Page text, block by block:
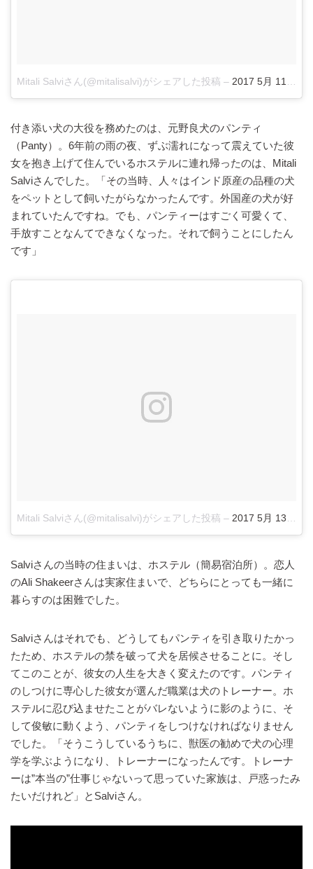
Mitali Salviさん(@mitalisalvi)がシェアした投稿 – 2017 5月 11
付き添い犬の大役を務めたのは、元野良犬のパンティ
（Panty）。6年前の雨の夜、ずぶ濡れになって震えていた彼
女を抱き上げて住んでいるホステルに連れ帰ったのは、Mitali
Salviさんでした。「その当時、人々はインド原産の品種の犬
をペットとして飼いたがらなかったんです。外国産の犬が好
まれていたんですね。でも、パンティーはすごく可愛くて、
手放すことなんてできなくなった。それで飼うことにしたん
です」
Mitali Salviさん(@mitalisalvi)がシェアした投稿 – 2017 5月 13
Salviさんの当時の住まいは、ホステル（簡易宿泊所）。恋人
のAli Shakeerさんは実家住まいで、どちらにとっても一緒に
暮らすのは困難でした。
Salviさんはそれでも、どうしてもパンティを引き取りたかっ
たため、ホステルの禁を破って犬を居候させることに。そし
てこのことが、彼女の人生を大きく変えたのです。パンティ
のしつけに専心した彼女が選んだ職業は犬のトレーナー。ホ
ステルに忍び込ませたことがバレないように影のように、そ
して俊敏に動くよう、パンティをしつけなければなりません
でした。「そうこうしているうちに、獣医の勧めで犬の心理
学を学ぶようになり、トレーナーになったんです。トレーナ
ーは”本当の”仕事じゃないって思っていた家族は、戸惑ったみ
たいだけれど」とSalviさん。